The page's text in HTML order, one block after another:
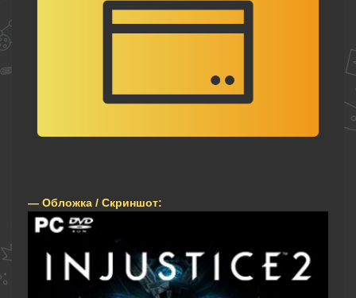
— Обложка / Скриншот: